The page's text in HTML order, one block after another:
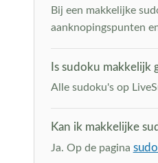
Bij een makkelijke
aanknopingspunten
Is sudoku makkelijk
Alle sudoku's op
Kan ik makkelijke
Ja. Op de pagina